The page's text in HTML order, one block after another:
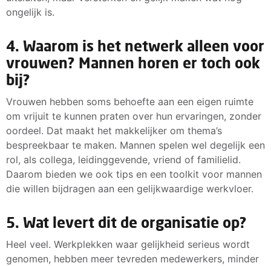
ongelijk is.
4. Waarom is het netwerk alleen voor
vrouwen? Mannen horen er toch ook
bij?
Vrouwen hebben soms behoefte aan een eigen ruimte
om vrijuit te kunnen praten over hun ervaringen, zonder
oordeel. Dat maakt het makkelijker om thema’s
bespreekbaar te maken. Mannen spelen wel degelijk een
rol, als collega, leidinggevende, vriend of familielid.
Daarom bieden we ook tips en een toolkit voor mannen
die willen bijdragen aan een gelijkwaardige werkvloer.
5. Wat levert dit de organisatie op?
Heel veel. Werkplekken waar gelijkheid serieus wordt
genomen, hebben meer tevreden medewerkers, minder